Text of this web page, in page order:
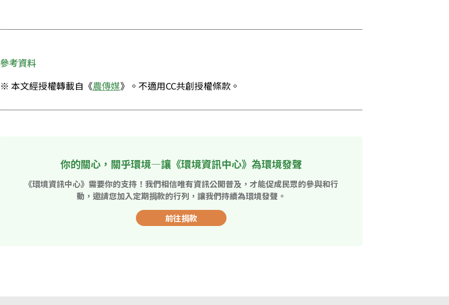
參考資料
※ 本文經授權轉載自《農傳媒》。不適用CC共創授權條款。
你的關心，關乎環境—讓《環境資訊中心》為環境發聲
《環境資訊中心》需要你的支持！我們相信唯有資訊公開普及，才能促成民眾的參與和行
動，邀請您加入定期捐款的行列，讓我們持續為環境發聲。
前往捐款